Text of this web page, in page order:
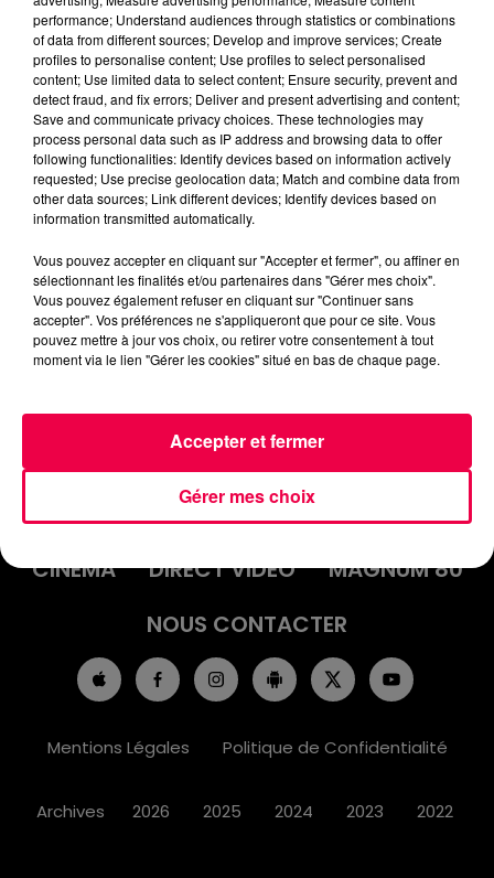
Flash infos
Crédit :Flash infos
INFOS
AGENDA
JEUX
PODCASTS
CINÉMA
DIRECT VIDÉO
MAGNUM 80
NOUS CONTACTER
Mentions Légales Politique de Confidentialité
Archives 2026 2025 2024 2023 2022
performance; Understand audiences through statistics or combinations
of data from different sources; Develop and improve services; Create
profiles to personalise content; Use profiles to select personalised
content; Use limited data to select content; Ensure security, prevent and
detect fraud, and fix errors; Deliver and present advertising and content;
Save and communicate privacy choices. These technologies may
process personal data such as IP address and browsing data to offer
following functionalities: Identify devices based on information actively
requested; Use precise geolocation data; Match and combine data from
other data sources; Link different devices; Identify devices based on
information transmitted automatically.
Vous pouvez accepter en cliquant sur "Accepter et fermer", ou affiner en
sélectionnant les finalités et/ou partenaires dans "Gérer mes choix".
Vous pouvez également refuser en cliquant sur "Continuer sans
accepter". Vos préférences ne s'appliqueront que pour ce site. Vous
pouvez mettre à jour vos choix, ou retirer votre consentement à tout
moment via le lien "Gérer les cookies" situé en bas de chaque page.
Gérer mes choix
Accepter et fermer